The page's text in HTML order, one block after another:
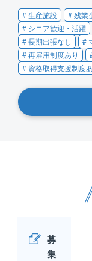
# 生産施設 # 残業
# シニア歓迎・活躍
# 長期出張なし
#
# 再雇用制度あり
# 資格取得支援制度
募
集